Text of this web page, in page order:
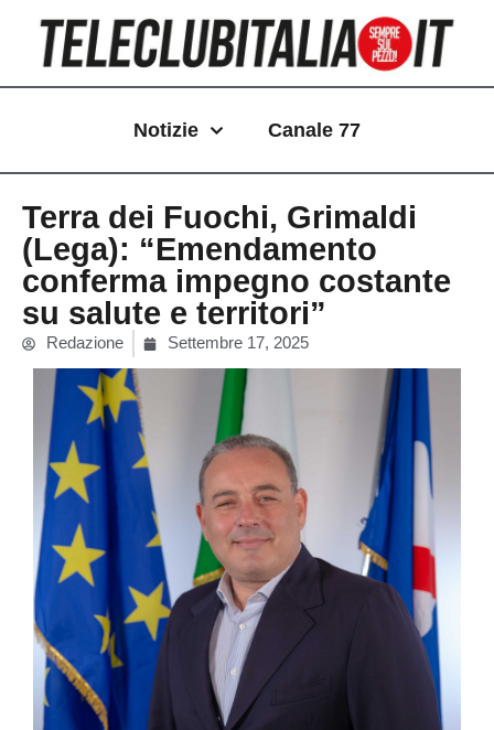
contenuto
Notizie Canale 77
Terra dei Fuochi, Grimaldi
(Lega): “Emendamento
conferma impegno costante
su salute e territori”
Redazione Settembre 17, 2025